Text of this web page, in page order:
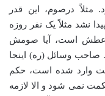
مثلاً‌ درصوم، این قدر
نشد مثلاً یک نفر روزه
عطش است، آیا صومش
وسائل (ره) اینجا
وارد شده است، حکم
نمی شود و الا لازمه